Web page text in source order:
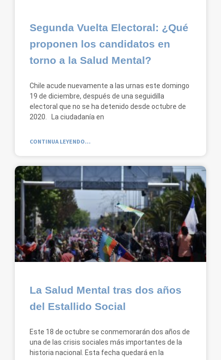
Segunda Vuelta Electoral: ¿Qué
proponen los candidatos en
torno a la Salud Mental?
Chile acude nuevamente a las urnas este domingo
19 de diciembre, después de una seguidilla
electoral que no se ha detenido desde octubre de
2020. La ciudadanía en
CONTINUA LEYENDO...
La Salud Mental tras dos años
del Estallido Social
Este 18 de octubre se conmemorarán dos años de
una de las crisis sociales más importantes de la
historia nacional. Esta fecha quedará en la